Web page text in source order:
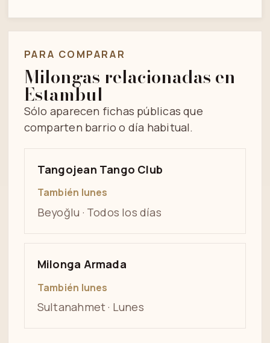
PARA COMPARAR
Milongas relacionadas en
Estambul
Sólo aparecen fichas públicas que
comparten barrio o día habitual.
Tangojean Tango Club
También lunes
Beyoğlu · Todos los días
Milonga Armada
También lunes
Sultanahmet · Lunes